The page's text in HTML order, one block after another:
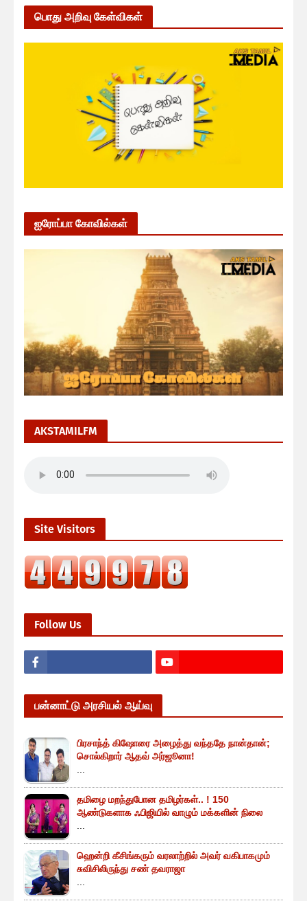
பொது அறிவு கேள்விகள்
ஐரோப்பா கோவில்கள்
AKSTAMILFM
Site Visitors
Follow Us
பன்னாட்டு அரசியல் ஆய்வு
பிரசாந்த் கிஷோரை அழைத்து வந்ததே நான்தான்;
சொல்கிறார் ஆதவ் அர்ஜூனா!
தமிழை மறந்துபோன தமிழர்கள்.. ! 150
ஆண்டுகளாக ஃபிஜியில் வாழும் மக்களின் நிலை
ஹென்றி கீசிங்கரும் வரலாற்றில் அவர் வகிபாகமும்
சுவிசிலிருந்து சண் தவராஜா